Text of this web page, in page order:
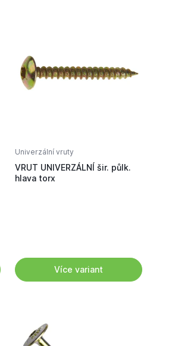
Univerzální vruty
VRUT UNIVERZÁLNÍ šir. půlk.
hlava torx
Více variant